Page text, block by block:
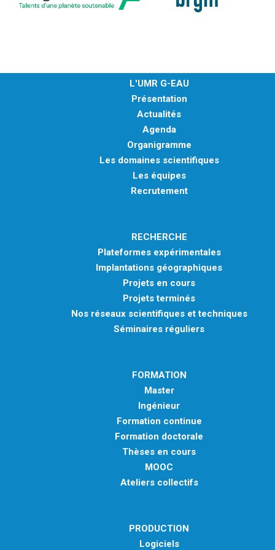
L'UMR G-EAU
Présentation
Actualités
Agenda
Organigramme
Les domaines scientifiques
Les équipes
Recrutement
RECHERCHE
Plateformes expérimentales
Implantations géographiques
Projets en cours
Projets terminés
Nos réseaux scientifiques et techniques
Séminaires réguliers
FORMATION
Master
Ingénieur
Formation continue
Formation doctorale
Thèses en cours
MOOC
Ateliers collectifs
PRODUCTION
Logiciels